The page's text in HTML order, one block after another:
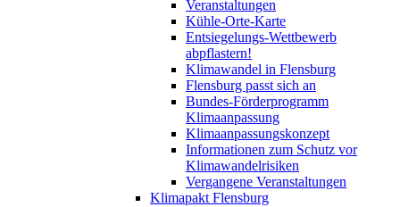
Veranstaltungen
Kühle-Orte-Karte
Entsiegelungs-Wettbewerb
abpflastern!
Klimawandel in Flensburg
Flensburg passt sich an
Bundes-Förderprogramm
Klimaanpassung
Klimaanpassungskonzept
Informationen zum Schutz vor
Klimawandelrisiken
Vergangene Veranstaltungen
Klimapakt Flensburg